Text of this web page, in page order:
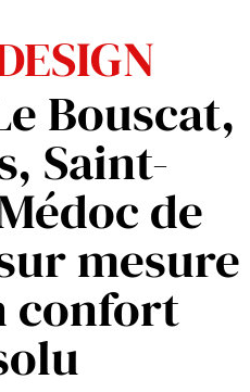
Bouscat,
Saint-
de
mesure
confort